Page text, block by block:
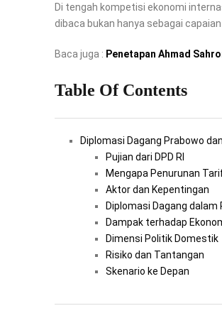
Di tengah kompetisi ekonomi
dibaca bukan hanya sebagai
Baca juga : Penetapan Ahmad
Table Of Contents
Diplomasi Dagang Prabowo
Pujian dari DPD RI
Mengapa Penurunan
Aktor dan Kepentingan
Diplomasi Dagang dalam
Dampak terhadap
Dimensi Politik Domestik
Risiko dan Tantangan
Skenario ke Depan